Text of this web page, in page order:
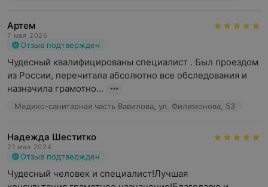
Артем
7 мая 2026
Отзыв подтвержден
Чудесный квалифицированы специалист . Был проездом
из России, перечитала абсолютно все обследования и
назначила грамотно...
Медико-санитарная часть Вавилова, ул. Филимонова, 53
Надежда Шеститко
21 мая 2024
Отзыв подтвержден
Чудесный человек и специалист!Лучшая